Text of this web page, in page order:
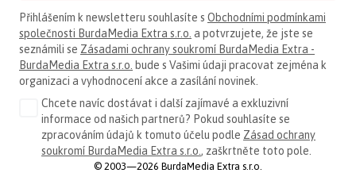
Přihlášením k newsletteru souhlasíte s Obchodními podmínkami
společnosti BurdaMedia Extra s.r.o. a potvrzujete, že jste se
seznámili se Zásadami ochrany soukromí BurdaMedia Extra -
BurdaMedia Extra s.r.o. bude s Vašimi údaji pracovat zejména k
organizaci a vyhodnocení akce a zasílání novinek.
Chcete navíc dostávat i další zajímavé a exkluzivní
informace od našich partnerů? Pokud souhlasíte se
zpracováním údajů k tomuto účelu podle Zásad ochrany
soukromí BurdaMedia Extra s.r.o. , zaškrtněte toto pole.
© 2003—2026 BurdaMedia Extra s.r.o.